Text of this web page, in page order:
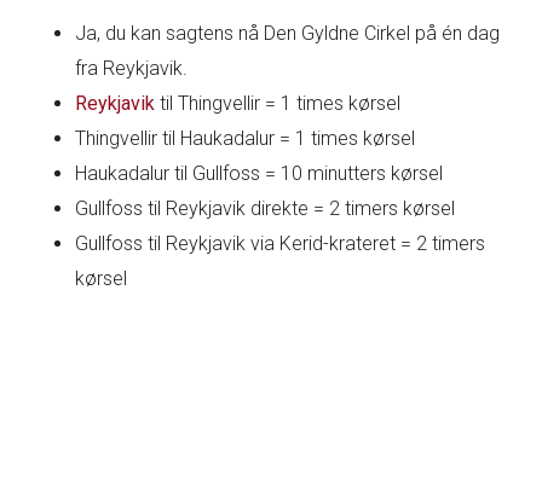
Ja, du kan sagtens nå Den Gyldne Cirkel på én dag
fra Reykjavik.
Reykjavik til Thingvellir = 1 times kørsel
Thingvellir til Haukadalur = 1 times kørsel
Haukadalur til Gullfoss = 10 minutters kørsel
Gullfoss til Reykjavik direkte = 2 timers kørsel
Gullfoss til Reykjavik via Kerid-krateret = 2 timers
kørsel